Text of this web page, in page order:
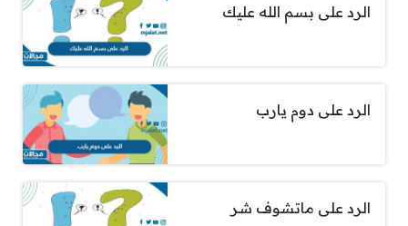
الرد على بسم الله عليك
الرد على دوم يارب
الرد على ماتشوف شر